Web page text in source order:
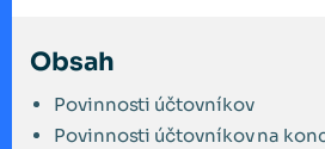
Obsah
Povinnosti účtovníkov
Povinnosti účtovníkov na